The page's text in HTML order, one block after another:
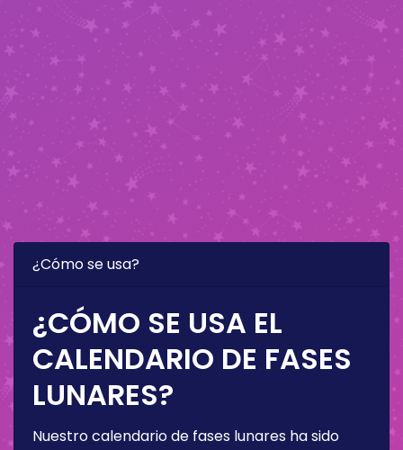
¿Cómo se usa?
¿CÓMO SE USA EL
CALENDARIO DE FASES
LUNARES?
Nuestro calendario de fases lunares ha sido